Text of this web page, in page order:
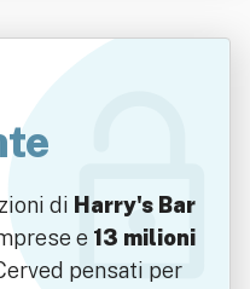
di Harry's Bar
e 13 milioni
pensati per